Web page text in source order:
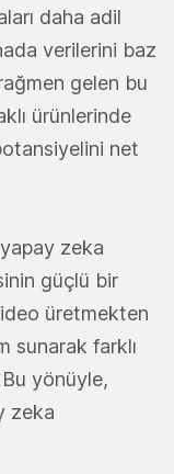
daha adil
verilerini baz
gelen bu
ürünlerinde
net
yapay zeka
güçlü bir
üretmekten
sunarak farklı
yönüyle,
zeka